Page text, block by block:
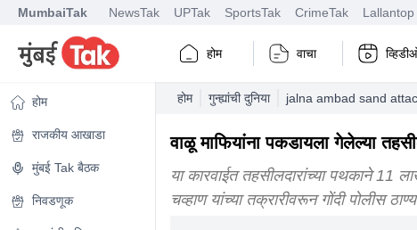
MumbaiTak NewsTak UPTak SportsTak CrimeTak Lallantop
होम वाचा
होम
राजकीय आखाडा
मुंबई Tak बैठक
निवडणूक
होम गुन्ह्यांची दुनिया jalna ambad sand
वाळू माफियांना पकडायला गेलेल्या
या कारवाईत तहसीलदारांच्या पथकाने
चव्हाण यांच्या तक्रारीवरून गोंदी पोलीस